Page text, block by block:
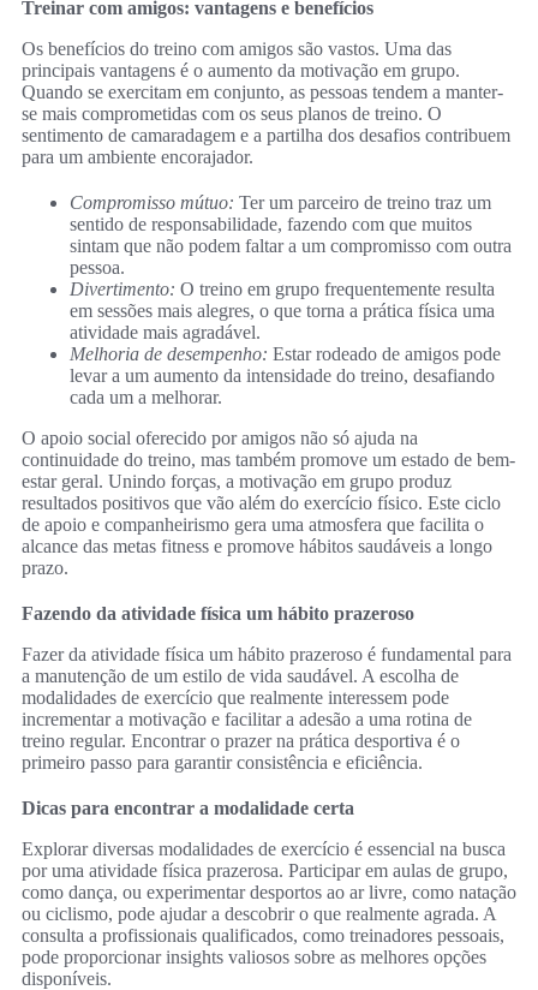
Treinar com amigos: vantagens e benefícios
Os benefícios do treino com amigos são vastos. Uma das
principais vantagens é o aumento da motivação em grupo.
Quando se exercitam em conjunto, as pessoas tendem a manter-
se mais comprometidas com os seus planos de treino. O
sentimento de camaradagem e a partilha dos desafios contribuem
para um ambiente encorajador.
Compromisso mútuo: Ter um parceiro de treino traz um
sentido de responsabilidade, fazendo com que muitos
sintam que não podem faltar a um compromisso com outra
pessoa.
Divertimento: O treino em grupo frequentemente resulta
em sessões mais alegres, o que torna a prática física uma
atividade mais agradável.
Melhoria de desempenho: Estar rodeado de amigos pode
levar a um aumento da intensidade do treino, desafiando
cada um a melhorar.
O apoio social oferecido por amigos não só ajuda na
continuidade do treino, mas também promove um estado de bem-
estar geral. Unindo forças, a motivação em grupo produz
resultados positivos que vão além do exercício físico. Este ciclo
de apoio e companheirismo gera uma atmosfera que facilita o
alcance das metas fitness e promove hábitos saudáveis a longo
prazo.
Fazendo da atividade física um hábito prazeroso
Fazer da atividade física um hábito prazeroso é fundamental para
a manutenção de um estilo de vida saudável. A escolha de
modalidades de exercício que realmente interessem pode
incrementar a motivação e facilitar a adesão a uma rotina de
treino regular. Encontrar o prazer na prática desportiva é o
primeiro passo para garantir consistência e eficiência.
Dicas para encontrar a modalidade certa
Explorar diversas modalidades de exercício é essencial na busca
por uma atividade física prazerosa. Participar em aulas de grupo,
como dança, ou experimentar desportos ao ar livre, como natação
ou ciclismo, pode ajudar a descobrir o que realmente agrada. A
consulta a profissionais qualificados, como treinadores pessoais,
pode proporcionar insights valiosos sobre as melhores opções
disponíveis.